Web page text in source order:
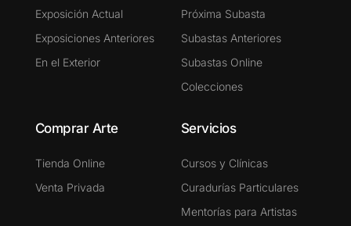
Exposición Actual
Exposiciones Anteriores
En el Exterior
Próxima Subasta
Subastas Anteriores
Subastas Online
Colecciones
Comprar Arte
Tienda Online
Venta Privada
Servicios
Cursos y Clínicas
Curadurías Particulares
Mentorías para Artistas